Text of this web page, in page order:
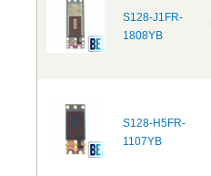
S128-J1FR-
1808YB
S128-H5FR-
1107YB